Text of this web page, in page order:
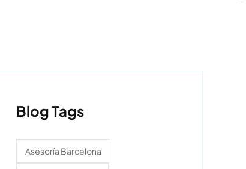
Blog Tags
Asesoría Barcelona